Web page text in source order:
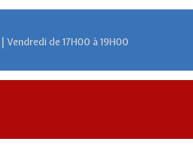
Vendredi de 17H00 à 19H00